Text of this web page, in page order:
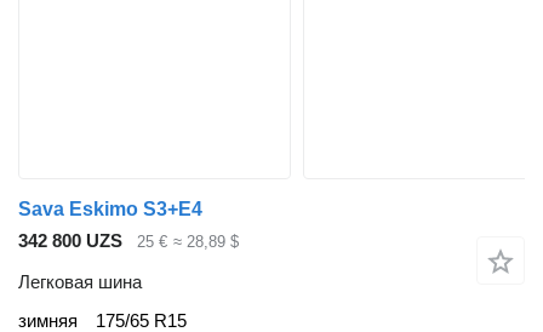
Sava Eskimo S3+E4
342 800 UZS
25 € ≈ 28,89 $
Легковая шина
зимняя
175/65 R15